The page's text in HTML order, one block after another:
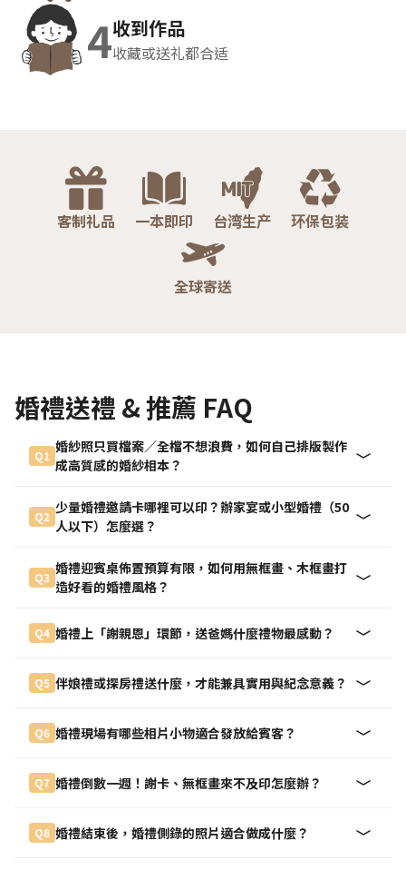
4收到作品
收藏或送礼都合适
客制礼品 一本即印 台湾生产 环保包装
全球寄送
婚禮送禮 & 推薦 FAQ
Q1
婚紗照只買檔案／全檔不想浪費，如何自己排版製作
成高質感的婚紗相本？
Q2
少量婚禮邀請卡哪裡可以印？辦家宴或小型婚禮（50
人以下）怎麼選？
Q3
婚禮迎賓桌佈置預算有限，如何用無框畫、木框畫打
造好看的婚禮風格？
Q4 婚禮上「謝親恩」環節，送爸媽什麼禮物最感動？
Q5 伴娘禮或探房禮送什麼，才能兼具實用與紀念意義？
Q6 婚禮現場有哪些相片小物適合發放給賓客？
Q7 婚禮倒數一週！謝卡、無框畫來不及印怎麼辦？
Q8 婚禮結束後，婚禮側錄的照片適合做成什麼？